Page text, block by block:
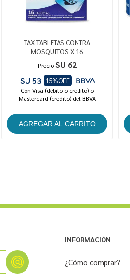
TAX TABLETAS CONTRA
MOSQUITOS X 16
Precio $U 62
$U 53
15%OFF
Con Visa (débito o crédito) o
Mastercard (credito) del BBVA
INFORMACIÓN
¿Cómo comprar?